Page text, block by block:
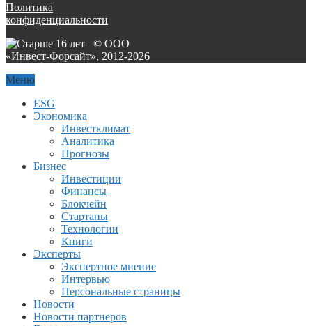
Политика
конфиденциальности
© ООО
«Инвест-Форсайт», 2012-2026
Меню
ESG
Экономика
Инвестклимат
Аналитика
Прогнозы
Бизнес
Инвестиции
Финансы
Блокчейн
Стартапы
Технологии
Книги
Эксперты
Экспертное мнение
Интервью
Персональные страницы
Новости
Новости партнеров